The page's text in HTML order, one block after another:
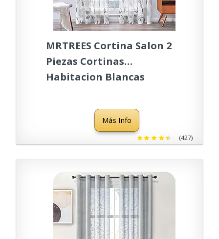
MRTREES Cortina Salon 2
Piezas Cortinas
Habitacion Blancas
con Ojales Lino Efecto 140
x 225 cm Visillos Largos
Translucidos para
Dormitorio Juvenil
Más Info
(427)